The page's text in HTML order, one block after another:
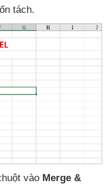
tách.
vào Merge &